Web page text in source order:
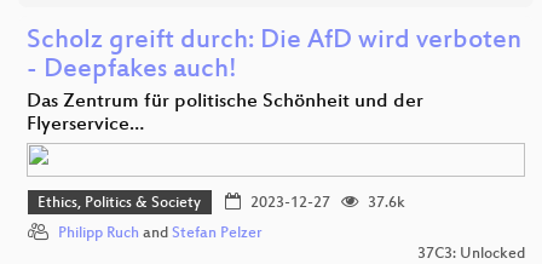
Scholz greift durch: Die AfD wird verboten
- Deepfakes auch!
Das Zentrum für politische Schönheit und der
Flyerservice…
Ethics, Politics & Society 2023-12-27
37.6k
Philipp Ruch and Stefan Pelzer
37C3: Unlocked